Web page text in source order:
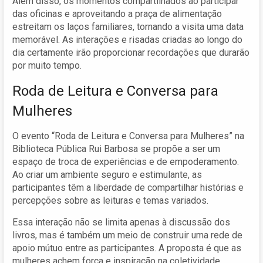
das oficinas e aproveitando a praça de alimentação
estreitam os laços familiares, tornando a visita uma data
memorável. As interações e risadas criadas ao longo do
dia certamente irão proporcionar recordações que durarão
por muito tempo.
Roda de Leitura e Conversa para
Mulheres
O evento “Roda de Leitura e Conversa para Mulheres” na
Biblioteca Pública Rui Barbosa se propõe a ser um
espaço de troca de experiências e de empoderamento.
Ao criar um ambiente seguro e estimulante, as
participantes têm a liberdade de compartilhar histórias e
percepções sobre as leituras e temas variados.
Essa interação não se limita apenas à discussão dos
livros, mas é também um meio de construir uma rede de
apoio mútuo entre as participantes. A proposta é que as
mulheres achem força e inspiração na coletividade,